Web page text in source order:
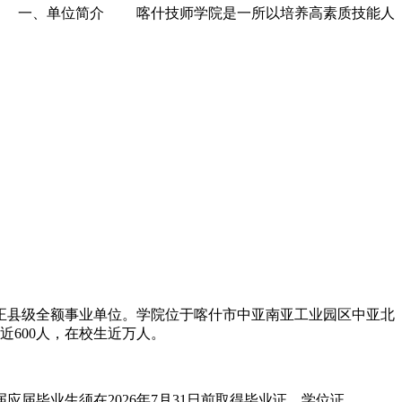
一、单位简介 喀什技师学院是一所以培养高素质技能人
级全额事业单位。学院位于喀什市中亚南亚工业园区中亚北
600人，在校生近万人。